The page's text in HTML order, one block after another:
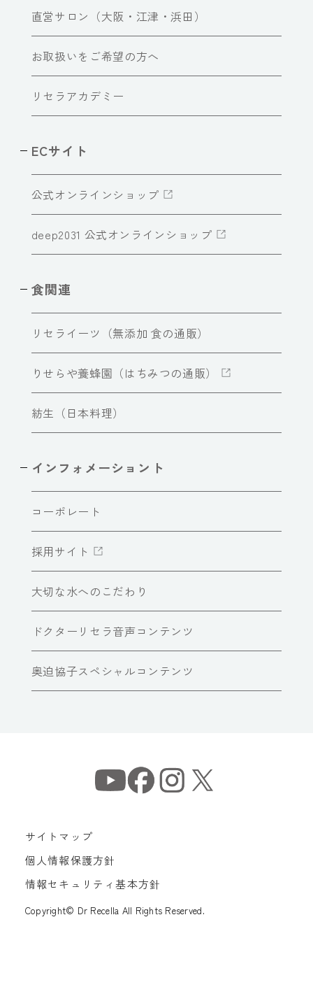
直営サロン（大阪・江津・浜田）
お取扱いをご希望の方へ
リセラアカデミー
ECサイト
公式オンラインショップ
deep2031 公式オンラインショップ
食関連
リセライーツ（無添加 食の通販）
りせらや養蜂園（はちみつの通販）
紡生（日本料理）
インフォメーショント
コーポレート
採用サイト
大切な水へのこだわり
ドクターリセラ音声コンテンツ
奥迫協子スペシャルコンテンツ
サイトマップ
個人情報保護方針
情報セキュリティ基本方針
Copyright© Dr Recella All Rights Reserved.